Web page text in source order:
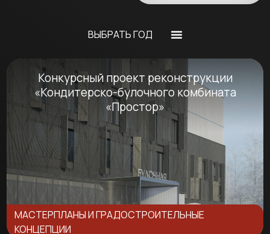
ВЫБРАТЬ ГОД
МАСТЕРПЛАНЫ И ГРАДОСТРОИТЕЛЬНЫЕ
КОНЦЕПЦИИ
Конкурсный проект реконструкции
«Кондитерско-булочного комбината
«Простор»